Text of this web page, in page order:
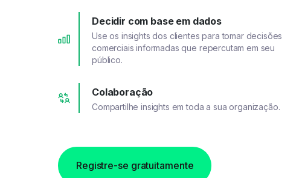
Decidir com base em dados
Use os insights dos clientes para tomar decisões
comerciais informadas que repercutam em seu
público.
Colaboração
Compartilhe insights em toda a sua organização.
Registre-se gratuitamente